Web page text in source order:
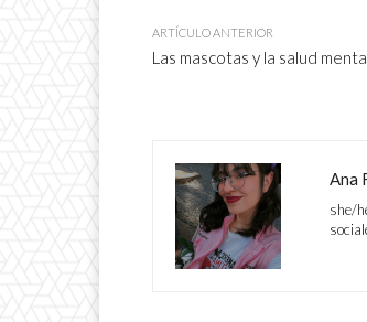
ARTÍCULO ANTERIOR
Las mascotas y la salud
Ana
she/